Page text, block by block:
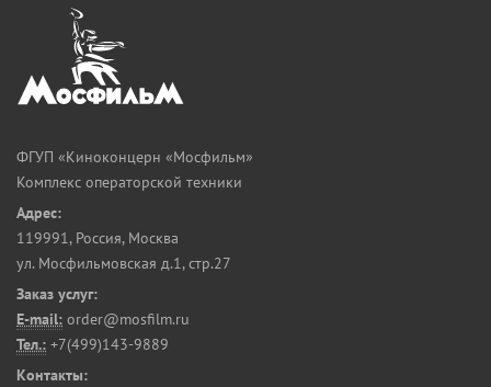
ФГУП «Киноконцерн «Мосфильм»
Комплекс операторской техники
Адрес:
119991, Россия, Москва
ул. Мосфильмовская д.1, стр.27
Заказ услуг:
E-mail: order@mosfilm.ru
Тел.: +7(499)143-9889
Контакты: